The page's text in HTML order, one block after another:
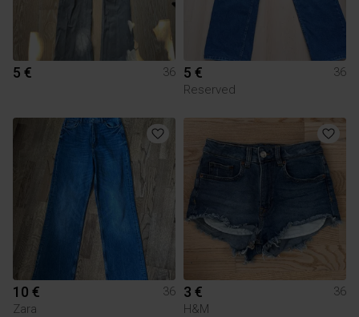
5 € 36 5 €
36
Reserved
10 €
36
Zara
3 €
36
H&M